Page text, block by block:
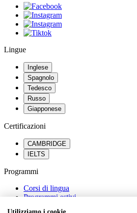
Lingue
Inglese
Spagnolo
Tedesco
Russo
Giapponese
Certificazioni
CAMBRIDGE
IELTS
Programmi
Corsi di lingua
Programmi estivi